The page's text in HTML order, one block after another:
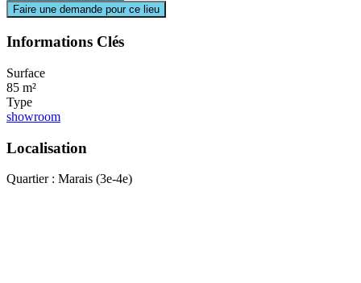
Faire une demande pour ce lieu
Informations Clés
Surface
85 m²
Type
showroom
Localisation
Quartier : Marais (3e-4e)